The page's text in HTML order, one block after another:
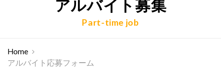
アルバイト募集
Part-time job
Home
アルバイト応募フォーム